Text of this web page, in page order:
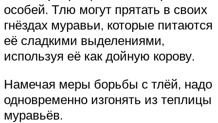
особей. Тлю могут прятать в своих
гнёздах муравьи, которые питаются
её сладкими выделениями,
используя её как дойную корову.
Намечая меры борьбы с тлёй, надо
одновременно изгонять из теплицы
муравьёв.